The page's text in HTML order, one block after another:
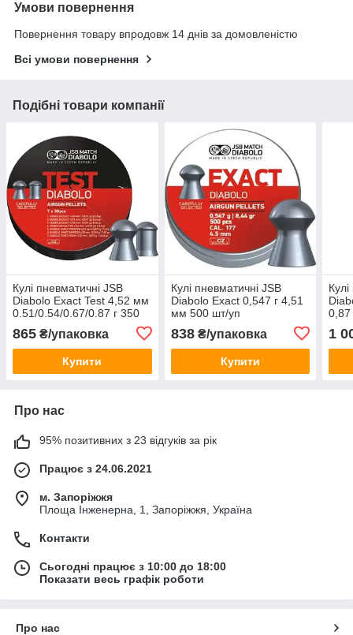
Умови повернення
Повернення товару впродовж 14 днів за домовленістю
Всі умови повернення
Подібні товари компанії
Кулі пневматичні JSB
Diabolo Exact Test 4,52 мм
0.51/0.54/0.67/0.87 г 350
865 ₴/упаковка
Купити
Кулі пневматичні JSB
Diabolo Exact 0,547 г 4,51
мм 500 шт/уп
838₴/упаковка
Купити
1
Про нас
95% позитивних з 23 відгуків за рік
Працює з 24.06.2021
м. Запоріжжя
Площа Інженерна, 1, Запоріжжя, Україна
Контакти
Сьогодні працює з 10:00 до 18:00
Показати весь графік роботи
Про нас